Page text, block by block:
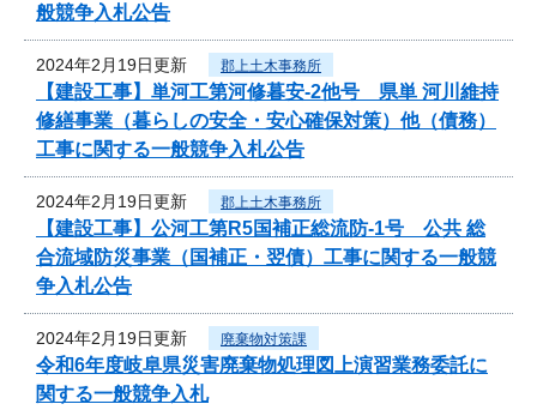
般競争入札公告
2024年2月19日更新 郡上土木事務所
【建設工事】単河工第河修暮安-2他号 県単 河川維持
修繕事業（暮らしの安全・安心確保対策）他（債務）
工事に関する一般競争入札公告
2024年2月19日更新 郡上土木事務所
【建設工事】公河工第R5国補正総流防-1号 公共 総
合流域防災事業（国補正・翌債）工事に関する一般競
争入札公告
2024年2月19日更新 廃棄物対策課
令和6年度岐阜県災害廃棄物処理図上演習業務委託に
関する一般競争入札